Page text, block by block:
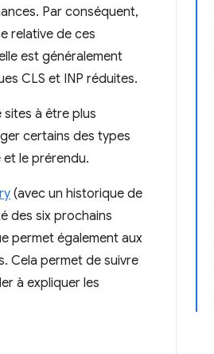
Par conséquent,
relative de ces
est généralement
CLS et INP réduites.
à être plus
certains des types
le prérendu.
(avec un historique de
des six prochains
permet également aux
Cela permet de suivre
à expliquer les